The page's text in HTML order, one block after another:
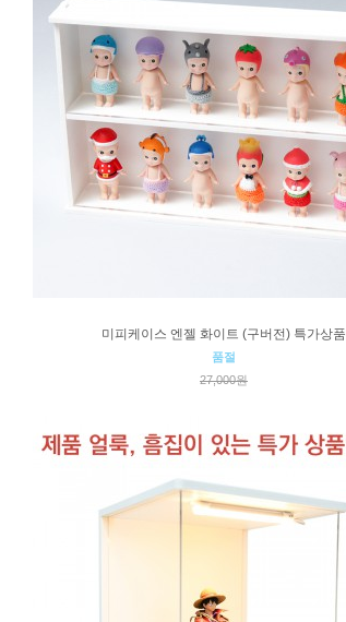
미피케이스 엔젤 화이트 (구버전) 특가상품
품절
27,000원